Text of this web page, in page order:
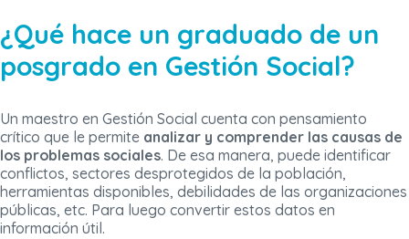
¿Qué hace un graduado de un
posgrado en Gestión Social?
Un maestro en Gestión Social cuenta con pensamiento
crítico que le permite analizar y comprender las causas de
los problemas sociales. De esa manera, puede identificar
conflictos, sectores desprotegidos de la población,
herramientas disponibles, debilidades de las organizaciones
públicas, etc. Para luego convertir estos datos en
información útil.